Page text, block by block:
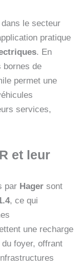
le secteur
pratique
. En
bornes de
permet une
services,
et leur
par Hager sont
, ce qui
une recharge
foyer, offrant